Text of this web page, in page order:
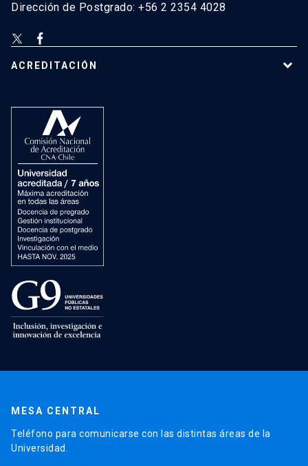
Dirección de Postgrado: +56 2 2354 4028
ACREDITACIÓN
MESA CENTRAL
Teléfono para comunicarse con las distintas áreas de la
Universidad.